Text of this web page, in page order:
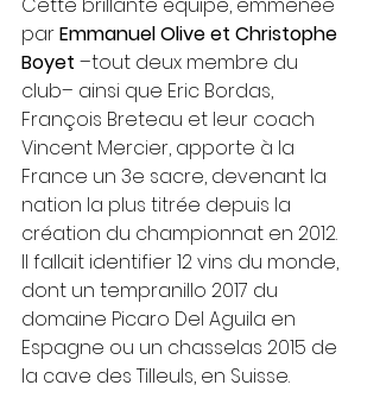
par Emmanuel Olive et Christophe
Boyet –tout deux membre du
club– ainsi que Eric Bordas,
François Breteau et leur coach
Vincent Mercier, apporte à la
France un 3e sacre, devenant la
nation la plus titrée depuis la
création du championnat en 2012.
Il fallait identifier 12 vins du monde,
dont un tempranillo 2017 du
domaine Picaro Del Aguila en
Espagne ou un chasselas 2015 de
la cave des Tilleuls, en Suisse.